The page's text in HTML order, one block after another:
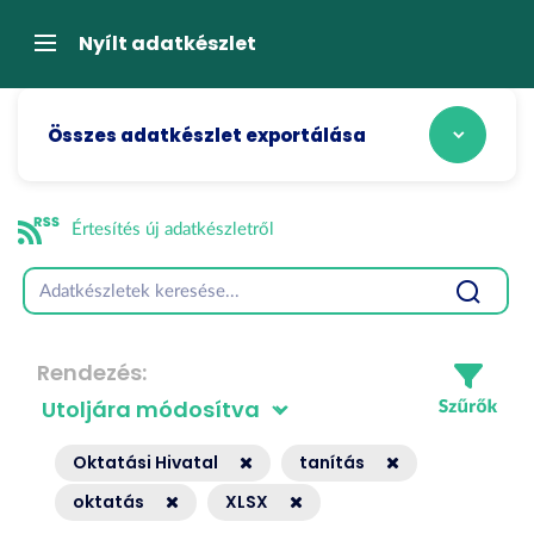
átugrásaNavigációNyílt adatkészlet
Összes adatkészlet exportálása
Értesítés új adatkészletről
Rendezés
Oktatási Hivatal
tanítás
oktatás
XLSX